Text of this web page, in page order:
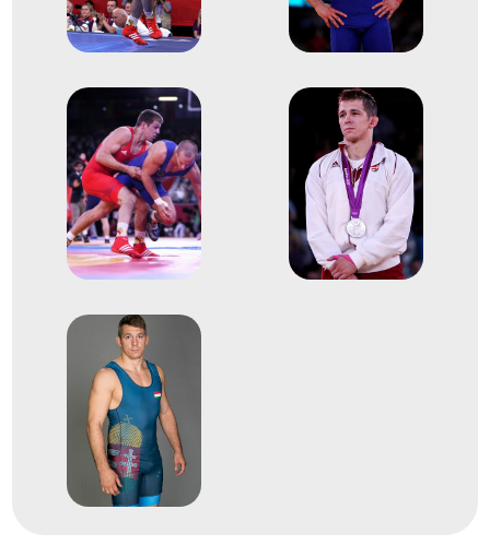
kötöttfogású Európa-
bajnokság
Kötöttfogású 77kg
2011
2011. ápr.
Dortmund
kötöttfogású Európa-
bajnokság
Kötöttfogású 66kg